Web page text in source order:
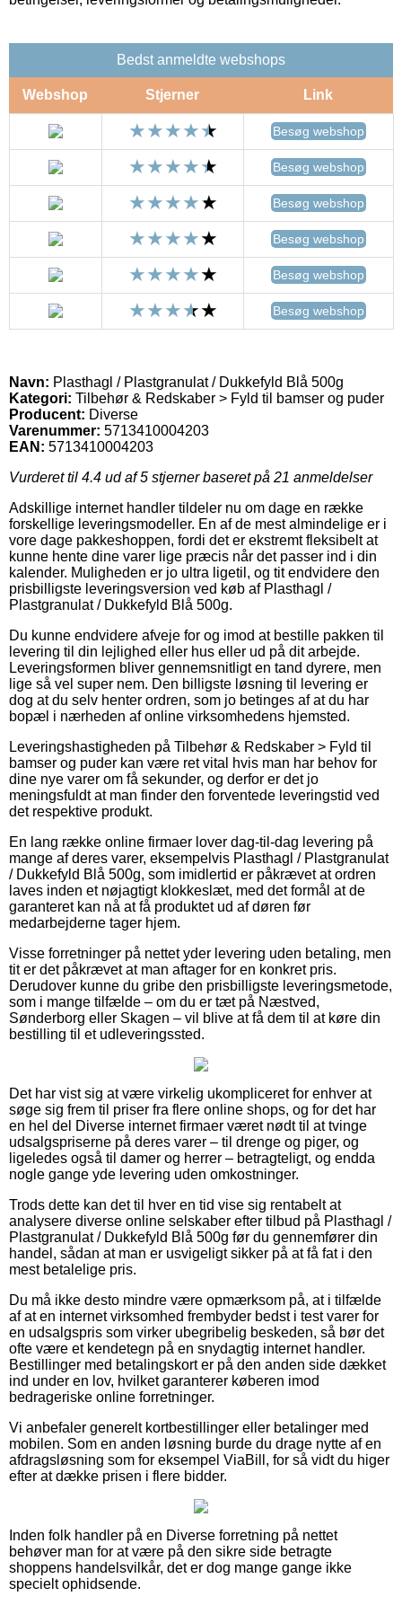
Bedst anmeldte webshops
Webshop Stjerner Link
Besøg webshop
Besøg webshop
Besøg webshop
Besøg webshop
Besøg webshop
Besøg webshop
Navn: Plasthagl / Plastgranulat / Dukkefyld Blå 500g
Kategori: Tilbehør & Redskaber > Fyld til bamser og puder
Producent: Diverse
Varenummer: 5713410004203
EAN: 5713410004203
Vurderet til 4.4 ud af 5 stjerner baseret på 21 anmeldelser
Adskillige internet handler tildeler nu om dage en række
forskellige leveringsmodeller. En af de mest almindelige er i
vore dage pakkeshoppen, fordi det er ekstremt fleksibelt at
kunne hente dine varer lige præcis når det passer ind i din
kalender. Muligheden er jo ultra ligetil, og tit endvidere den
prisbilligste leveringsversion ved køb af Plasthagl /
Plastgranulat / Dukkefyld Blå 500g.
Du kunne endvidere afveje for og imod at bestille pakken til
levering til din lejlighed eller hus eller ud på dit arbejde.
Leveringsformen bliver gennemsnitligt en tand dyrere, men
lige så vel super nem. Den billigste løsning til levering er
dog at du selv henter ordren, som jo betinges af at du har
bopæl i nærheden af online virksomhedens hjemsted.
Leveringshastigheden på Tilbehør & Redskaber > Fyld til
bamser og puder kan være ret vital hvis man har behov for
dine nye varer om få sekunder, og derfor er det jo
meningsfuldt at man finder den forventede leveringstid ved
det respektive produkt.
En lang række online firmaer lover dag-til-dag levering på
mange af deres varer, eksempelvis Plasthagl / Plastgranulat
/ Dukkefyld Blå 500g, som imidlertid er påkrævet at ordren
laves inden et nøjagtigt klokkeslæt, med det formål at de
garanteret kan nå at få produktet ud af døren før
medarbejderne tager hjem.
Visse forretninger på nettet yder levering uden betaling, men
tit er det påkrævet at man aftager for en konkret pris.
Derudover kunne du gribe den prisbilligste leveringsmetode,
som i mange tilfælde – om du er tæt på Næstved,
Sønderborg eller Skagen – vil blive at få dem til at køre din
bestilling til et udleveringssted.
Det har vist sig at være virkelig ukompliceret for enhver at
søge sig frem til priser fra flere online shops, og for det har
en hel del Diverse internet firmaer været nødt til at tvinge
udsalgspriserne på deres varer – til drenge og piger, og
ligeledes også til damer og herrer – betragteligt, og endda
nogle gange yde levering uden omkostninger.
Trods dette kan det til hver en tid vise sig rentabelt at
analysere diverse online selskaber efter tilbud på Plasthagl /
Plastgranulat / Dukkefyld Blå 500g før du gennemfører din
handel, sådan at man er usvigeligt sikker på at få fat i den
mest betalelige pris.
Du må ikke desto mindre være opmærksom på, at i tilfælde
af at en internet virksomhed frembyder bedst i test varer for
en udsalgspris som virker ubegribelig beskeden, så bør det
ofte være et kendetegn på en snydagtig internet handler.
Bestillinger med betalingskort er på den anden side dækket
ind under en lov, hvilket garanterer køberen imod
bedrageriske online forretninger.
Vi anbefaler generelt kortbestillinger eller betalinger med
mobilen. Som en anden løsning burde du drage nytte af en
afdragsløsning som for eksempel ViaBill, for så vidt du higer
efter at dække prisen i flere bidder.
Inden folk handler på en Diverse forretning på nettet
behøver man for at være på den sikre side betragte
shoppens handelsvilkår, det er dog mange gange ikke
specielt ophidsende.